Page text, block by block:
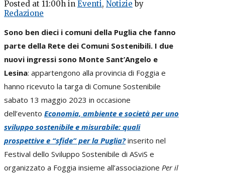
Posted at 11:00h in Eventi, Notizie by
Redazione
Sono ben dieci i comuni della Puglia che fanno
parte della Rete dei Comuni Sostenibili. I due
nuovi ingressi sono Monte Sant’Angelo e
Lesina: appartengono alla provincia di Foggia e
hanno ricevuto la targa di Comune Sostenibile
sabato 13 maggio 2023 in occasione
dell’evento Economia, ambiente e società per uno
sviluppo sostenibile e misurabile: quali
prospettive e “sfide” per la Puglia? inserito nel
Festival dello Sviluppo Sostenibile di ASviS e
organizzato a Foggia insieme all’associazione Per il